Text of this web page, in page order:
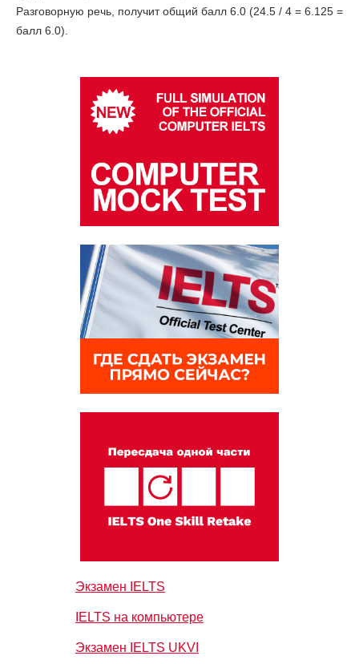
Разговорную речь, получит общий балл 6.0 (24.5 / 4 = 6.125 =
балл 6.0).
Экзамен IELTS
IELTS на компьютере
Экзамен IELTS UKVI